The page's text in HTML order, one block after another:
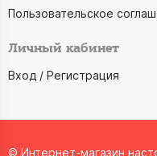
Пользовательское
Личный кабинет
Вход / Регистрация
© Интернет-магазин